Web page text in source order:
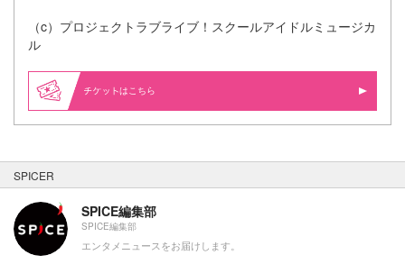
（c）プロジェクトラブライブ！スクールアイドルミュージカ
ル
はこちら
SPICER
SPICE編集部
SPICE編集部
エンタメニュースをお届けします。